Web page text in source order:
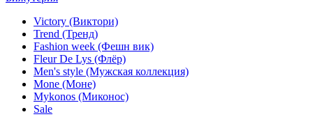
Victory (Виктори)
Trend (Тренд)
Fashion week (Фешн вик)
Fleur De Lys (Флёр)
Men's style (Мужская коллекция)
Mone (Моне)
Mykonos (Миконос)
Sale